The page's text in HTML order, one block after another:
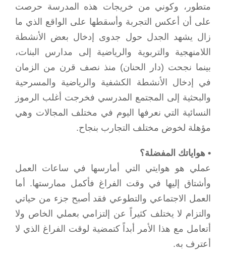
متطور، وكوني من خريجات هذه المدرسة حرصت
على أن أعكس التجربة وأسقطها على الواقع الذي ما
زال يشهد الجدل حول جدوى إدخال بعض الأنشطة
اللامنهجية والتربوية والرياضية إلى مدارس البنات،
بينما نجحت (دار الحنان) منذ نصف قرن من الزمان
في إدخال الأنشطة الكشفية والرياضية والمسرحية
والبحثية إلى المجتمع المدرسي فخرجت أغلب الرموز
النسائية التي نعرفها اليوم في مختلف المجالات وهي
مؤهلة لخوض مختلف التجارب بنجاح.
• هواياتك المفضلة؟
عملي هو هوايتي التي أمارسها في ساعات العمل
وأشتاق إليها في وقت الفراغ فأكمل ممارستها. أما
العمل الاجتماعي والتطوعي فقد أصبح جزء من حياتي
والتزام لا يختلف كثيراً عن إلتزامي بعملي الخاص ولا
أتعامل مع هذا الأمر أبداً كتمضية لوقت الفراغ الذي لا
أعترف به.